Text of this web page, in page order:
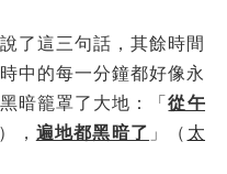
了這三句話，其餘時間
中的每一分鐘都好像永
暗籠罩了大地：「從午
， 遍地都黑暗了 」（ 太